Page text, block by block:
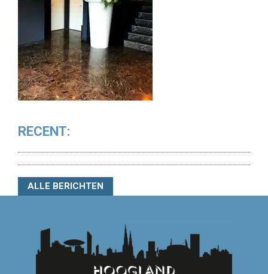
RECENT:
ALLE BERICHTEN